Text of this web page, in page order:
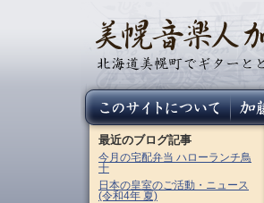
最近のブログ記事
今月の宅配弁当 ハローランチ鳥
十
日本の皇室のご活動・ニュース
(令和4年 夏)